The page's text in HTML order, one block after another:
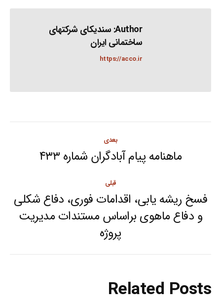
Author: سندیکای شرکتهای
ساختمانی ایران
https://acco.ir
Post
navigation
قبلی
Previous
post:
فسخ ریشه یابی، اقدامات فوری، دفاع شکلی
و دفاع ماهوی براساس مستندات مدیریت
پروژه
بعدی
Next
ماهنامه پیام آبادگران شماره ۴۳۳
Related Posts